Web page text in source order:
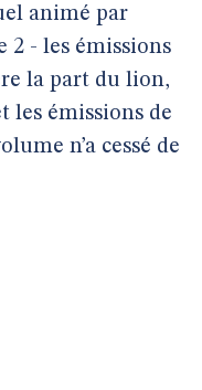
animé par
- les émissions
la part du lion,
les émissions de
n’a cessé de